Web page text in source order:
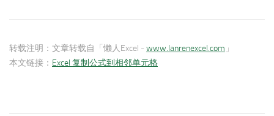
转载注明： 文章转载自「懒人Excel -www.lanrenexcel.com 」
本文链接： Excel 复制公式到相邻单元格